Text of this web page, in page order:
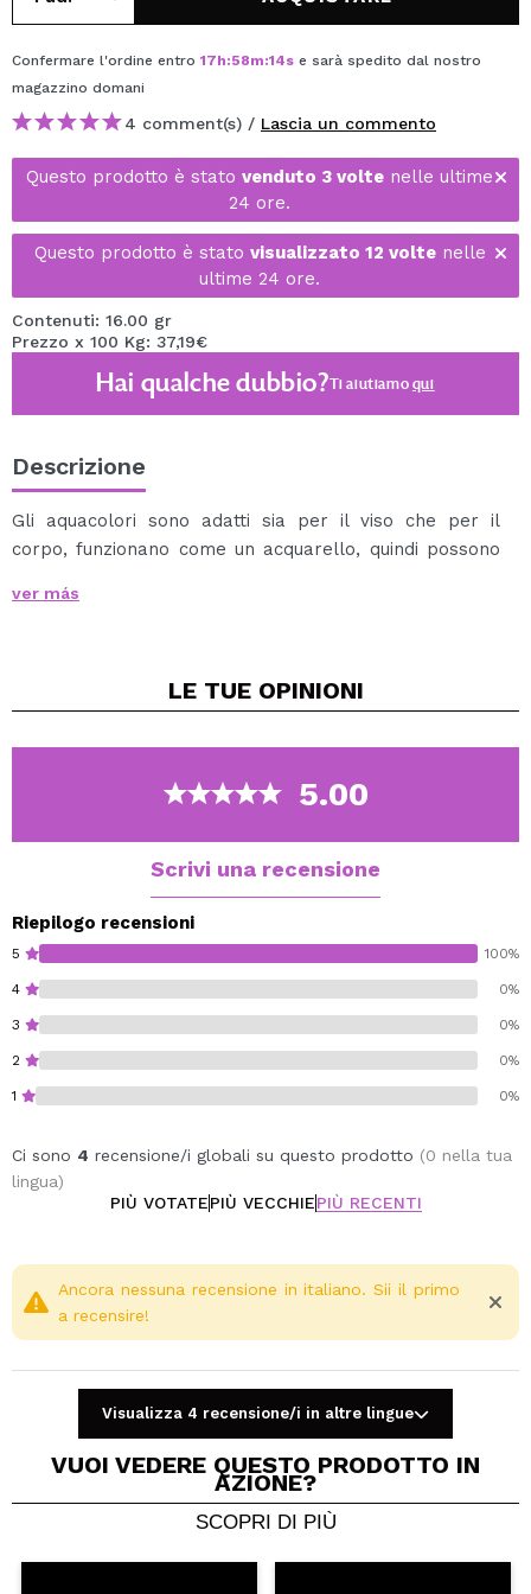
Confermare l'ordine entro 17h:58m:13se sarà spedito dal nostro
magazzino domani
4 comment(s) / Lascia un commento
Questo prodotto è stato venduto 3 volte nelle ultime
24 ore.
Questo prodotto è stato visualizzato 12 voltenelle
ultime 24 ore.
Contenuti: 16.00 gr
Prezzo x 100 Kg: 37,19€
Hai qualche dubbio?Ti aiutiamoqui
Descrizione
Gli aquacolori sono adatti sia per il viso che per il
corpo, funzionano come un acquarello, quindi possono
Si possono applicare con una spugna o un pennello
Disponobili in un'ampia varietà di toni.
ver más
LE TUE OPINIONI
5.00
Scrivi una recensione
Riepilogo recensioni
5 100%
4 0%
3 0%
2 0%
1 0%
Ci sono 4 recensione/i globali su questo prodotto (0 nella tua
lingua)
PIÙ VOTATEPIÙ VECCHIEPIÙ RECENTI
Condividi un video o una foto
Il tuo video potrebbe essere il primo. Immaginalo...
Ancora nessuna recensione in italiano. Sii il primo
a recensire!
Visualizza 4 recensione/i in altre lingue
VUOI VEDERE QUESTO PRODOTTO IN
AZIONE?
SCOPRI DI PIÙ